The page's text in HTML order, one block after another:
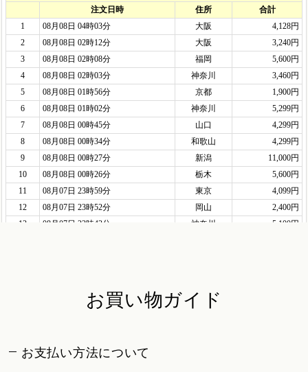
お買い物ガイド
お支払い方法について